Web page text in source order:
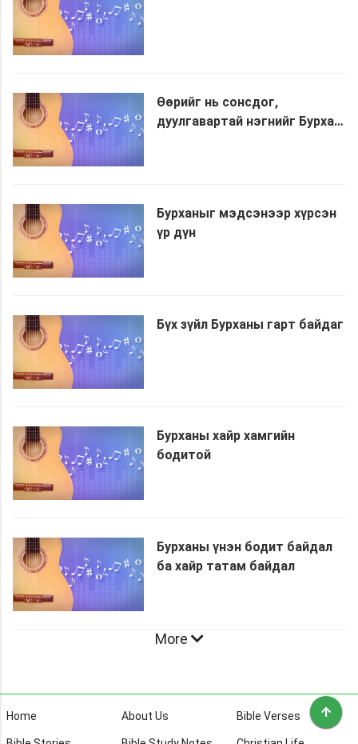
Өөрийг нь сонсдог,
дуулгавартай нэгнийг Бурхан
Бурханыг мэдсэнээр хүрсэн
үр дүн
Бүх зүйл Бурханы гарт байдаг
Бурханы хайр хамгийн
бодитой
Бурханы үнэн бодит байдал
ба хайр татам байдал
More
Home About Us Bible Verses